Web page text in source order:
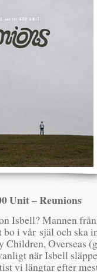
Unit – Reunions
Isbell? Mannen
bo i vår själ och ska
Children, Overseas
när Isbell
vi längtar efter